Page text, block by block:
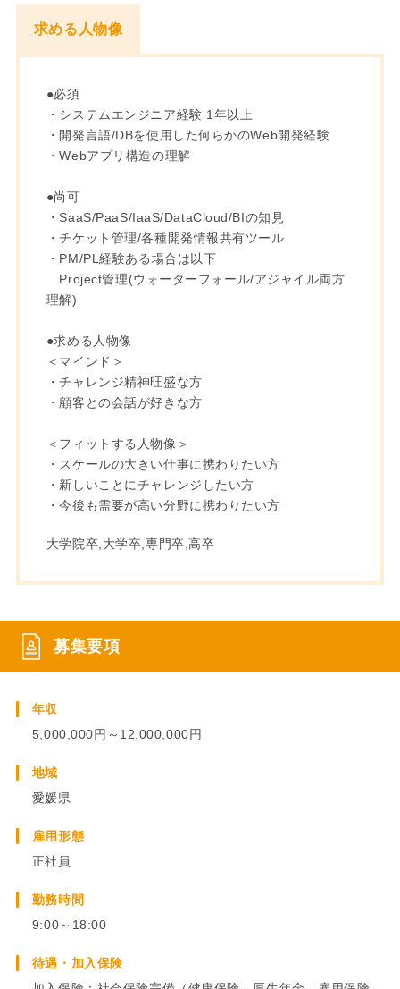
求める人物像
●必須
・システムエンジニア経験 1年以上
・開発言語/DBを使用した何らかのWeb開発経験
・Webアプリ構造の理解
●尚可
・SaaS/PaaS/IaaS/DataCloud/BIの知見
・チケット管理/各種開発情報共有ツール
・PM/PL経験ある場合は以下
Project管理(ウォーターフォール/アジャイル両方
理解)
●求める人物像
＜マインド＞
・チャレンジ精神旺盛な方
・顧客との会話が好きな方
＜フィットする人物像＞
・スケールの大きい仕事に携わりたい方
・新しいことにチャレンジしたい方
・今後も需要が高い分野に携わりたい方
大学院卒,大学卒,専門卒,高卒
募集要項
年収
5,000,000円～12,000,000円
地域
愛媛県
雇用形態
正社員
勤務時間
9:00～18:00
待遇・加入保険